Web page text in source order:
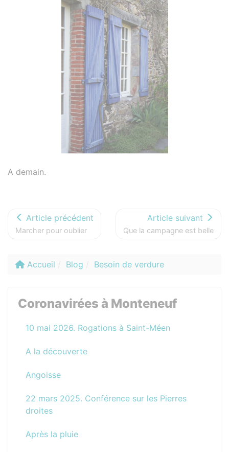
A demain.
Article précédent
Marcher pour oublier
Article suivant
Que la campagne est belle
Accueil Blog Besoin de verdure
Coronavirées à Monteneuf
10 mai 2026. Rogations à Saint-Méen
A la découverte
Angoisse
22 mars 2025. Conférence sur les Pierres
droites
Après la pluie